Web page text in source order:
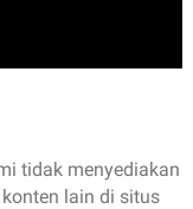
tidak menyediakan
lain di situs